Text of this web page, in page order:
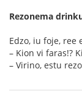
Rezonema
Edzo, iu foje, ree
– Kion vi faras!?
– Virino, estu